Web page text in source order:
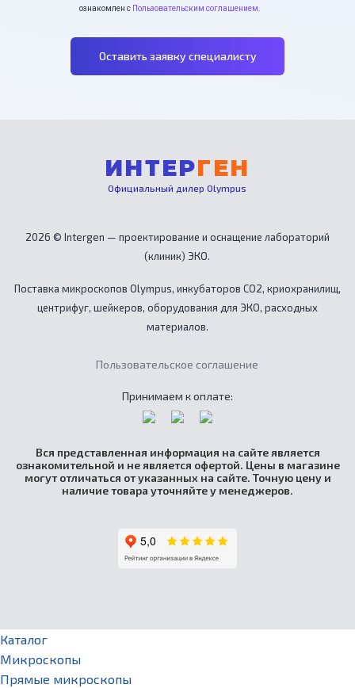
ознакомлен с Пользовательским соглашением
Оставить заявку специалисту
ИНТЕРГЕН
Официальный дилер Olympus
2026 © Intergen — проектирование и оснащение лабораторий
(клиник) ЭКО.
Поставка микроскопов Olympus, инкубаторов CO2, криохранилищ,
центрифуг, шейкеров, оборудования для ЭКО, расходных
материалов.
Пользовательское соглашение
Принимаем к оплате:
Вся представленная информация на сайте является
ознакомительной и не является офертой. Цены в магазине
могут отличаться от указанных на сайте. Точную цену и
наличие товара уточняйте у менеджеров.
Каталог
Микроскопы
Прямые микроскопы